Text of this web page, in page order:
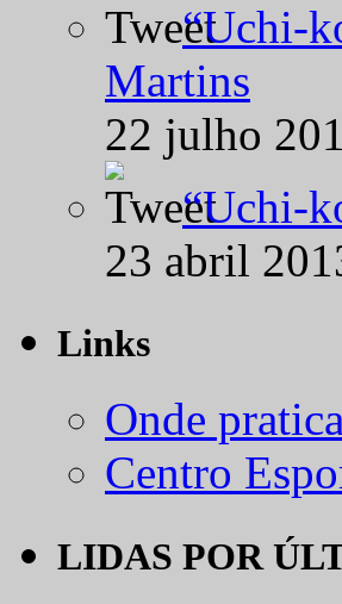
“Uchi-
Martins
22 julho
“Uchi-
23 abril
Links
Onde
Centro
LIDAS POR